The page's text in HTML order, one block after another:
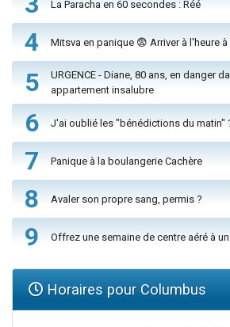
La Paracha en 60 secondes : Réé
4 Mitsva en panique 😨 Arriver à l'heure à
5
URGENCE - Diane, 80 ans, en danger
appartement insalubre
6 J'ai oublié les "bénédictions du matin"
7 Panique à la boulangerie Cachère
8 Avaler son propre sang, permis ?
9 Offrez une semaine de centre aéré à
Horaires pour Columbus